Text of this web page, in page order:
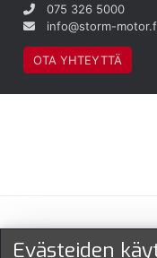
075 326 5000
info@storm-
OTA YHTEYTTÄ
Evästeiden